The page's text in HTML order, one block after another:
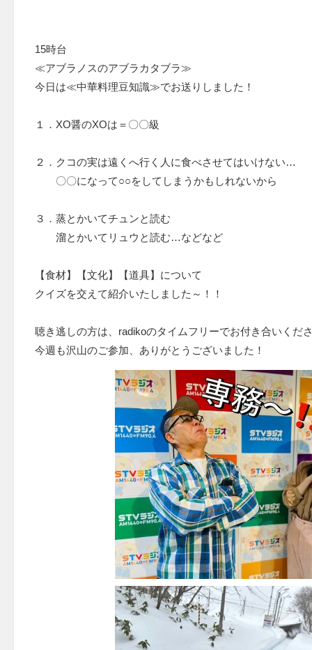
15時台
≪アブラノスのアブラカタブラ≫
今日は≪中華料理豆知識≫でお送りしました！
１．XO醤のXOは＝〇〇級
２．クコの実は遠くへ行く人に食べさせてはいけない…
〇〇になって○○をしてしまうかもしれないから
３．蒸とかいてチュンと読む
溜とかいてリュウと読む…などなど
【食材】【文化】【道具】について
クイズを交えて紹介いたしました～！！
聴き逃しの方は、radikoのタイムフリーでお付き合いくだ
今週も沢山のご参加、ありがとうございました！